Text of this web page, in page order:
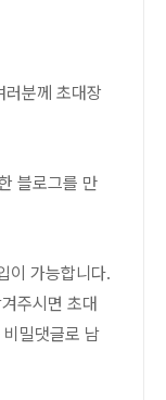
러분께 초대장
블로그를 만
이 가능합니다.
주시면 초대
밀댓글로 남